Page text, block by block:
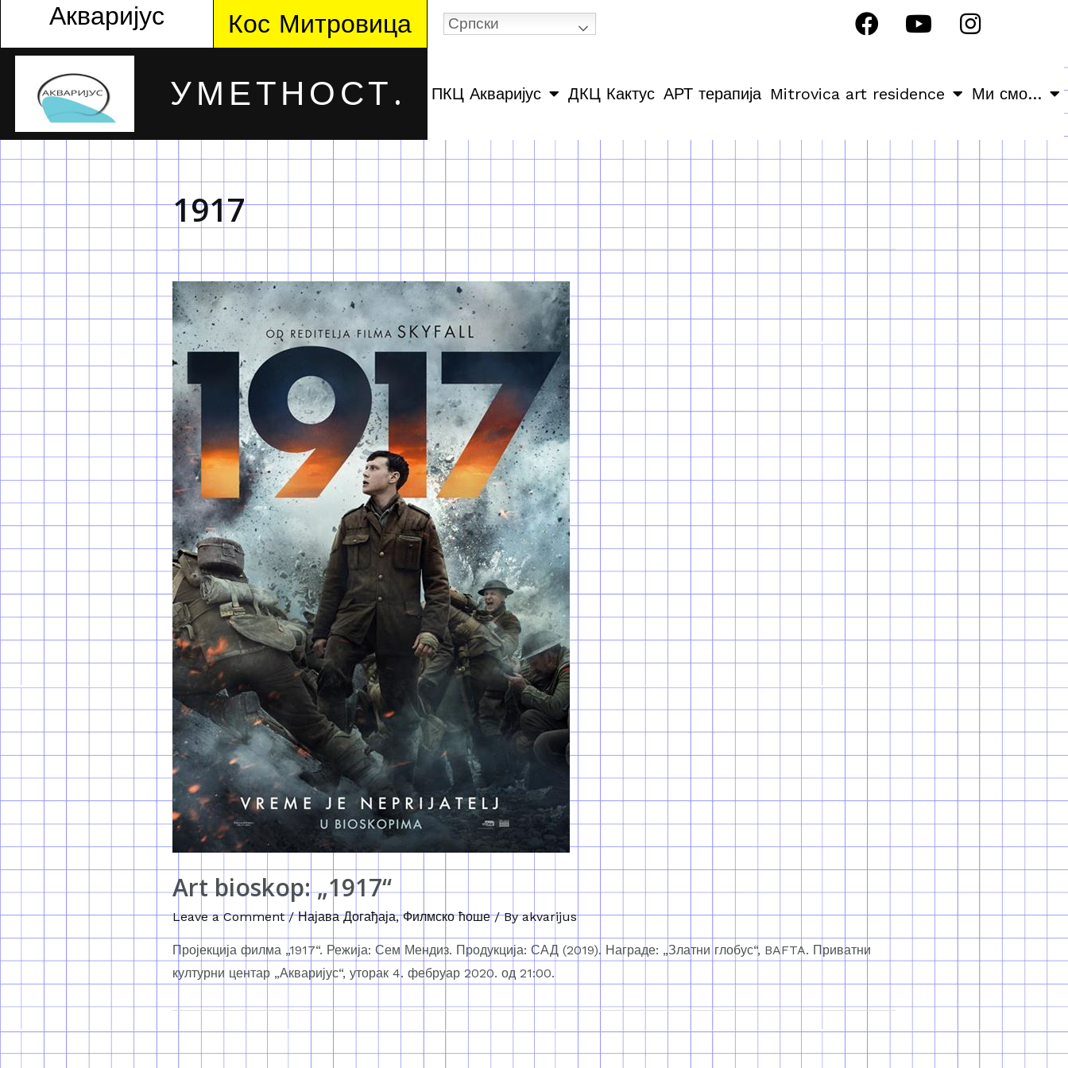
Акваријус Кос Митровица Српски
УМЕТНОСТ. ПКЦ Акваријус ДКЦ Кактус АРТ терапија Mitrovica art residence Ми смо…
1917
Art bioskop: „1917“
Leave a Comment /Најава Догађаја,Филмско ћоше/ Byakvarijus
Пројекција филма „1917“. Режија: Сем Мендиз. Продукција: САД (2019). Награде: „Златни глобус“, BAFTA. Приватни
културни центар „Акваријус“, уторак 4. фебруар 2020. од 21:00.